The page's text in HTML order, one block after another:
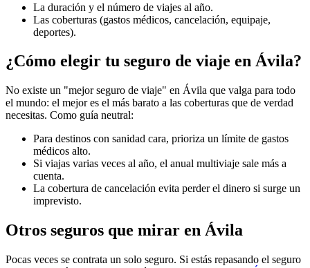
La duración y el número de viajes al año.
Las coberturas (gastos médicos, cancelación, equipaje,
deportes).
¿Cómo elegir tu seguro de viaje en Ávila?
No existe un "mejor seguro de viaje" en Ávila que valga para todo
el mundo: el mejor es el más barato a las coberturas que de verdad
necesitas. Como guía neutral:
Para destinos con sanidad cara, prioriza un límite de gastos
médicos alto.
Si viajas varias veces al año, el anual multiviaje sale más a
cuenta.
La cobertura de cancelación evita perder el dinero si surge un
imprevisto.
Otros seguros que mirar en Ávila
Pocas veces se contrata un solo seguro. Si estás repasando el seguro